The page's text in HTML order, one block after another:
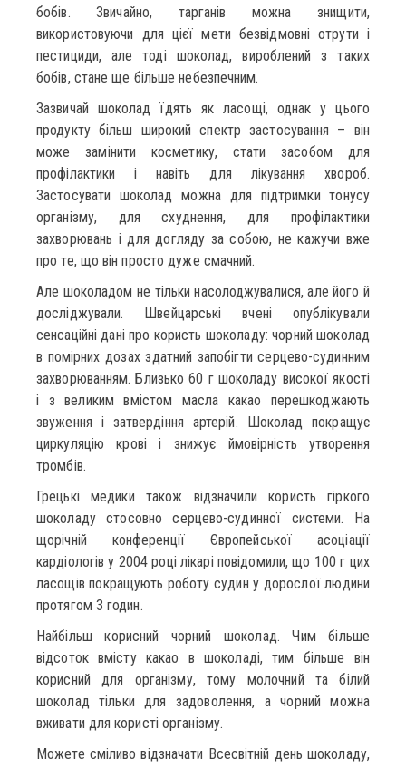
бобів. Звичайно, тарганів можна знищити,
використовуючи для цієї мети безвідмовні отрути і
пестициди, але тоді шоколад, вироблений з таких
бобів, стане ще більше небезпечним.
Зазвичай шоколад їдять як ласощі, однак у цього
продукту більш широкий спектр застосування – він
може замінити косметику, стати засобом для
профілактики і навіть для лікування хвороб.
Застосувати шоколад можна для підтримки тонусу
організму, для схуднення, для профілактики
захворювань і для догляду за собою, не кажучи вже
про те, що він просто дуже смачний.
Але шоколадом не тільки насолоджувалися, але його й
досліджували. Швейцарські вчені опублікували
сенсаційні дані про користь шоколаду: чорний шоколад
в помірних дозах здатний запобігти серцево-судинним
захворюванням. Близько 60 г шоколаду високої якості
і з великим вмістом масла какао перешкоджають
звуження і затвердіння артерій. Шоколад покращує
циркуляцію крові і знижує ймовірність утворення
тромбів.
Грецькі медики також відзначили користь гіркого
шоколаду стосовно серцево-судинної системи. На
щорічній конференції Європейської асоціації
кардіологів у 2004 році лікарі повідомили, що 100 г цих
ласощів покращують роботу судин у дорослої людини
протягом 3 годин.
Найбільш корисний чорний шоколад. Чим більше
відсоток вмісту какао в шоколаді, тим більше він
корисний для організму, тому молочний та білий
шоколад тільки для задоволення, а чорний можна
вживати для користі організму.
Можете сміливо відзначати Всесвітній день шоколаду,